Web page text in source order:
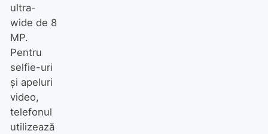
ultra-
wide de 8
MP.
Pentru
selfie-uri
și apeluri
video,
telefonul
utilizează